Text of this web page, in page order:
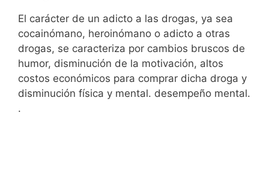
El carácter de un adicto a las drogas, ya sea
cocainómano, heroinómano o adicto a otras
drogas, se caracteriza por cambios bruscos de
humor, disminución de la motivación, altos
costos económicos para comprar dicha droga y
disminución física y mental. desempeño mental.
.